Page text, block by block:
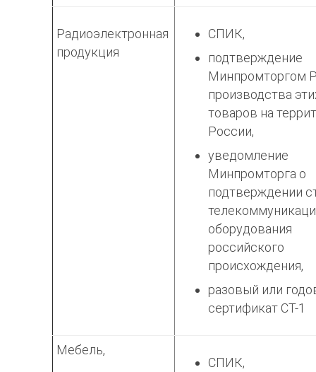
Радиоэлектронная
продукция
СПИК,
подтверждение
Минпромторгом
производства
товаров на
России,
уведомление
Минпромторга о
подтверждении
оборудования
российского
происхождения,
разовый или
сертификат СТ-1
Мебель,
СПИК,